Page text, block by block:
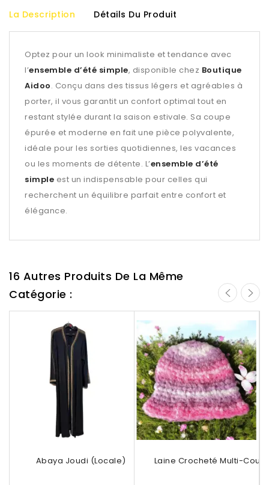
La Description Détails Du Produit
Optez pour un look minimaliste et tendance avec
l’ensemble d’été simple, disponible chez Boutique
Aidoo. Conçu dans des tissus légers et agréables à
porter, il vous garantit un confort optimal tout en
restant stylée durant la saison estivale. Sa coupe
épurée et moderne en fait une pièce polyvalente,
idéale pour les sorties quotidiennes, les vacances
ou les moments de détente. L’ensemble d’été
simple est un indispensable pour celles qui
recherchent un équilibre parfait entre confort et
élégance.
16 Autres Produits De La Même
Catégorie :
Abaya Joudi (locale)Bob En Laine Crocheté Multi-